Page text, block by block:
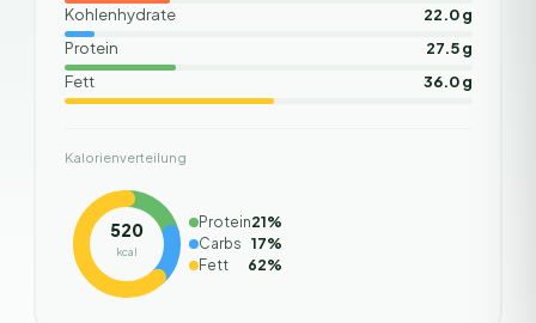
Kohlenhydrate
22.0 g
Protein
27.5 g
Fett
36.0 g
Kalorienverteilung
520
kcal
Protein21%
Carbs 17%
Fett
62%